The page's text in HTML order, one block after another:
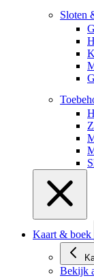
Sloten
Kaart & boek
Bekijk